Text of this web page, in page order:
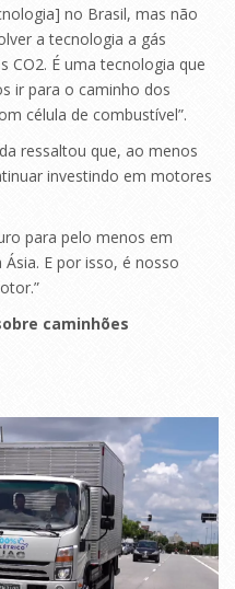
no Brasil, mas não
a tecnologia a gás
CO2. É uma tecnologia que
ir para o caminho dos
célula de combustível”.
ressaltou que, ao menos
investindo em motores
para pelo menos em
E por isso, é nosso
caminhões